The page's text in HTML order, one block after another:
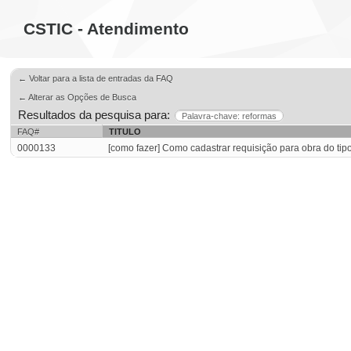
CSTIC - Atendimento
← Voltar para a lista de entradas da FAQ
← Alterar as Opções de Busca
Resultados da pesquisa para:
Palavra-chave: reformas
FAQ#
TITULO
0000133 [como fazer] Como cadastrar requisição para obra do